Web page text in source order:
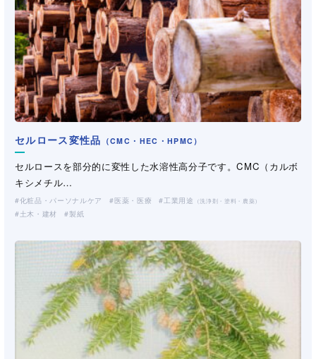
セルロース変性品 （CMC・HEC・HPMC）
セルロースを部分的に変性した水溶性高分子です。CMC（カルボ
キシメチル…
化粧品・パーソナルケア 医薬・医療 工業用途 （洗浄剤・塗料・農薬）
土木・建材 製紙